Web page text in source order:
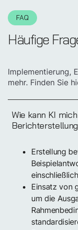
sicher
FAQ
Häufige
Implementierung,
mehr. Finden Sie
Wie kann KI
Erstellung
Einsatz von
um die